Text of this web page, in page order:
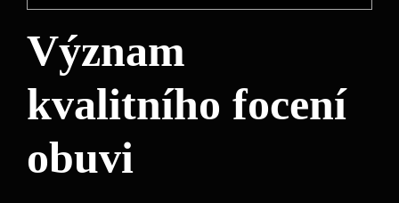
Význam
kvalitního focení
obuvi